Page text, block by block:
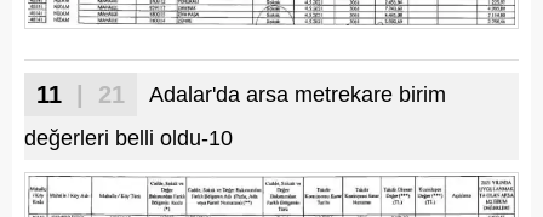
11 | 21
Adalar'da arsa metrekare birim
değerleri belli oldu-10